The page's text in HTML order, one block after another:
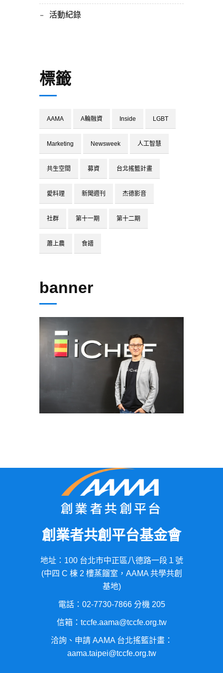
活動紀錄
標籤
AAMA A輪融資 Inside LGBT
Marketing Newsweek 人工智慧
共生空間 募資 台北搖籃計畫
愛料理 新聞週刊 杰德影音
社群 第十一期 第十二期
蕭上農 食譜
banner
創業者共創平台基金會
地址：100 台北市中正區八德路一段１號
(中四 C 棟 2 樓蒸餾室，AAMA 共學共創
基地)
電話：02-7730-7866 分機 205
信箱：tccfe.aama@tccfe.org.tw
洽詢、申請 AAMA 台北搖籃計畫：
aama.taipei@tccfe.org.tw